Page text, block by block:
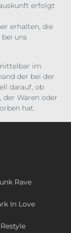
erfolgt
erhalten, die
uns
im
der bei der
darauf, ob
der Waren oder
hat.
Rave
In Love
Restyle